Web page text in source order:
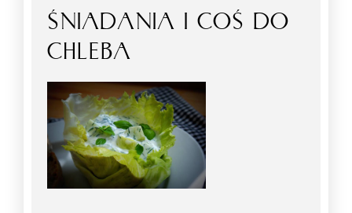
ŚNIADANIA I COŚ DO
CHLEBA